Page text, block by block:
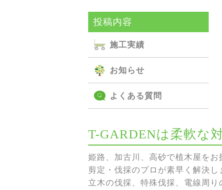
投稿内容
施⼯実績
お知らせ
よくある質問
T-GARDENは柔軟な
姫路、加古川、高砂で植木屋を
剪定・伐採のプロが素早く解決し
立木の伐採、特殊伐採、電線周